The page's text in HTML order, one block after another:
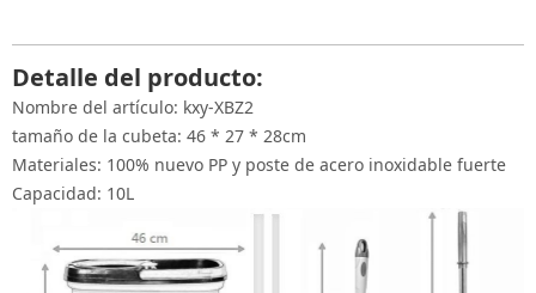
Detalle del producto:
Nombre del artículo: kxy-XBZ2
tamaño de la cubeta: 46 * 27 * 28cm
Materiales: 100% nuevo PP y poste de acero inoxidable fuerte
Capacidad: 10L